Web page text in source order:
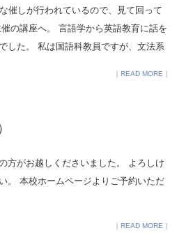
ュー決めに向けた話し合いをスタート
作成してきた「イメージボード」を見
より具体的に形にしていく予定です。
の熱意を受け止め、並走してくださる
、私どもも非常に楽しみにしておりま
催しが行われているので、見て回って
の講座へ。 言語学から英語教育に話を
した。 私は国語科教員ですが、文法系
こういうところから視野を広げてもら
READ MORE
方がお越しくださいました。 よろしけ
。 本校ホームページよりご予約いただ
READ MORE